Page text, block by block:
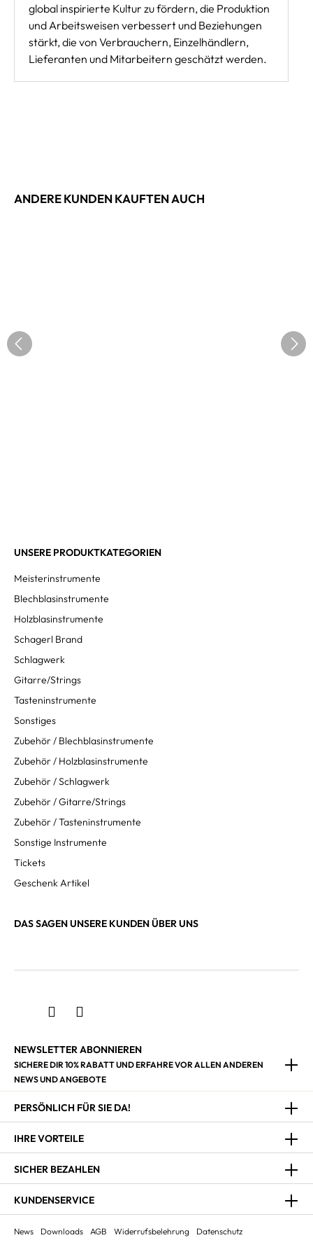
global inspirierte Kultur zu fördern, die Produktion
und Arbeitsweisen verbessert und Beziehungen
stärkt, die von Verbrauchern, Einzelhändlern,
Lieferanten und Mitarbeitern geschätzt werden.
ANDERE KUNDEN KAUFTEN AUCH
UNSERE PRODUKTKATEGORIEN
Meisterinstrumente
Blechblasinstrumente
Holzblasinstrumente
Schagerl Brand
Schlagwerk
Gitarre/Strings
Tasteninstrumente
Sonstiges
Zubehör / Blechblasinstrumente
Zubehör / Holzblasinstrumente
Zubehör / Schlagwerk
Zubehör / Gitarre/Strings
Zubehör / Tasteninstrumente
Sonstige Instrumente
Tickets
Geschenk Artikel
DAS SAGEN UNSERE KUNDEN ÜBER UNS
NEWSLETTER ABONNIEREN
SICHERE DIR 10% RABATT UND ERFAHRE VOR ALLEN ANDEREN
NEWS UND ANGEBOTE
PERSÖNLICH FÜR SIE DA!
IHRE VORTEILE
SICHER BEZAHLEN
KUNDENSERVICE
News Downloads AGB Widerrufsbelehrung Datenschutz